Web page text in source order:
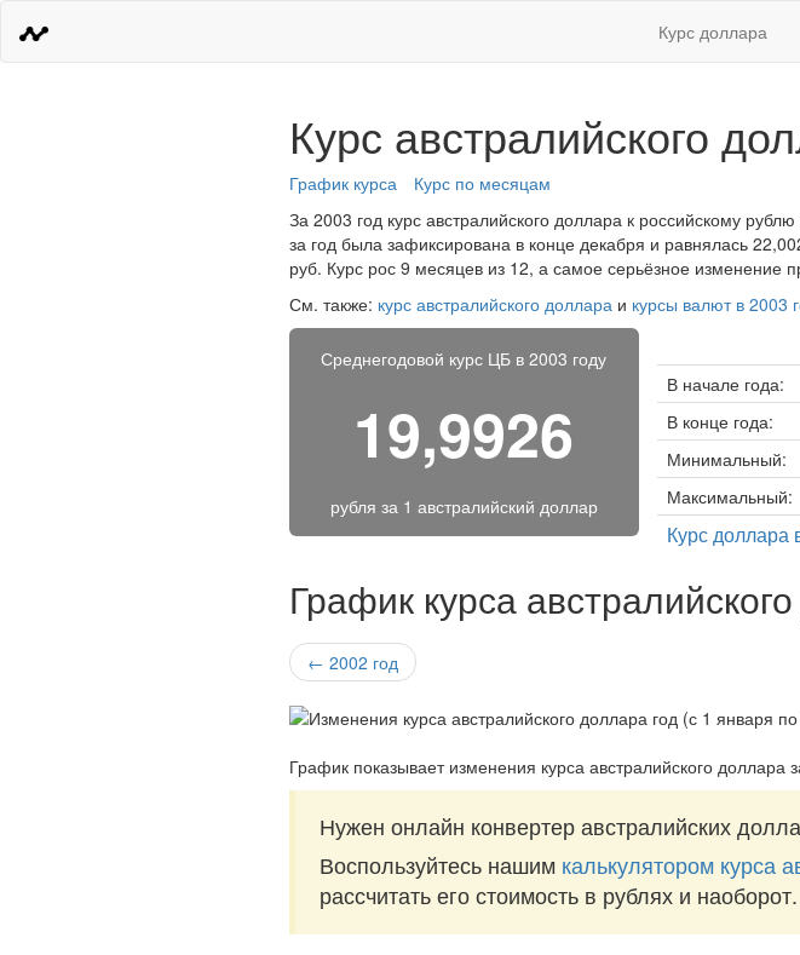
Курс доллара
Курс австралийского
График курса
Курс по месяцам
За 2003 год курс австралийского доллара к российскому
за год была зафиксирована в конце декабря и равнялась
руб. Курс рос 9 месяцев из 12, а самое серьёзное изменение
См. также: курс австралийского доллара и курсы валют в 2003
Среднегодовой курс ЦБ в 2003 году
19,9926
рубля за 1 австралийский доллар
В начале года:
В конце года:
Минимальный:
Максимальный:
Курс доллара
График курса
← 2002 год
График показывает изменения курса австралийского доллара
Нужен онлайн конвертер австралийских
Воспользуйтесь нашим калькулятором курса
рассчитать его стоимость в рублях и наоборот.